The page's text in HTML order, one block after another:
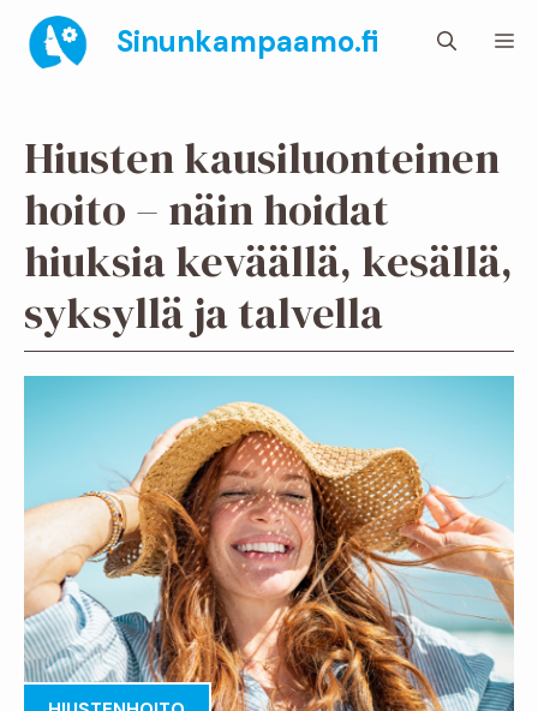
sisältöön
Sinunkampaamo.fi
Hiusten kausiluonteinen
hoito – näin hoidat
hiuksia keväällä, kesällä,
syksyllä ja talvella